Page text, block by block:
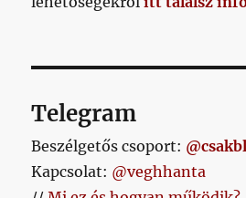
soha!”
bejegyzéshez
Telegram
Beszélgetős csoport:
Kapcsolat: @veghhanta